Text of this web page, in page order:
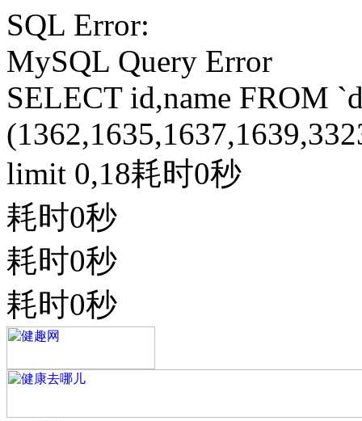
SQL Error:
MySQL Query Error
SELECT id,name FROM
limit 0,18耗时0秒
耗时0秒
耗时0秒
耗时0秒